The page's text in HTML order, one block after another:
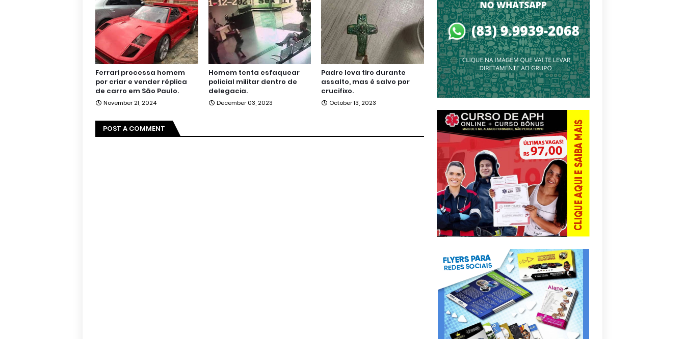
Ferrari processa homem
por criar e vender réplica
de carro em São Paulo.
November 21, 2024
Homem tenta esfaquear
policial militar dentro de
delegacia.
December 03, 2023
Padre leva tiro durante
assalto, mas é salvo por
crucifixo.
October 13, 2023
POST A COMMENT